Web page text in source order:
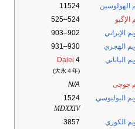
الهولوسين
11524
الإگبو
524–525
الإيراني
902–903
الهجري
930–931
الياباني
Daiei 4
(大永４年)
جوچى
N/A
اليوليوسي
1524
MDXXIV
الكوري
3857